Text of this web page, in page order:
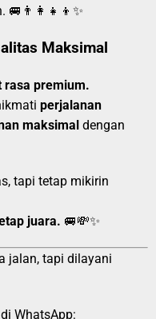
🚐👨‍👩‍👧‍👦✨
Maksimal
rasa premium.
perjalanan
maksimal dengan
tapi tetap mikirin
juara. 🚐💸✨
jalan, tapi dilayani
WhatsApp: